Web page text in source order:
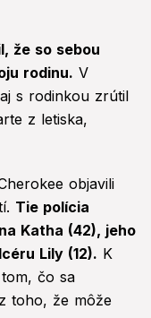
že so sebou
rodinu. V
s rodinkou zrútil
z letiska,
objavili
Tie polícia
Katha (42), jeho
Lily (12). K
čo sa
toho, že môže